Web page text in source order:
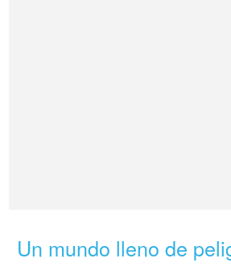
Un mundo lleno de